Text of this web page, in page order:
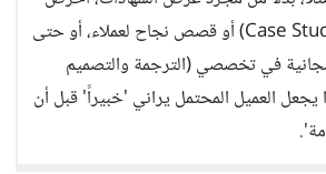
على نشر (Case Studies) أو قصص نجاح لعملاء، أو حتى
في تخصصي (الترجمة والتصميم
يجعل العميل المحتمل يراني 'خبيراً' قبل أن